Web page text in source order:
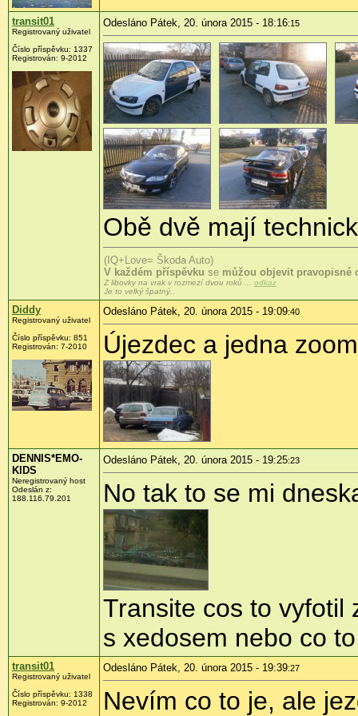
transit01
Registrovaný uživatel
Číslo příspěvku: 1337
Registrován: 9-2012
Odesláno Pátek, 20. února 2015 - 18:16:15
Obě dvě mají
(IQ+Love= Škoda Auto)
V každém příspěvku se můžou objevit pravopisné
Z libovky na vrak v rozmezí dvou roků ... odkaz
Je to velký špatný..
Diddy
Registrovaný uživatel
Číslo příspěvku: 851
Registrován: 7-2010
Odesláno Pátek, 20. února 2015 - 19:09:40
Újezdec a jedna
DENNIS*EMO-
KIDS
Neregistrovaný host
Odeslán z:
188.116.79.201
Odesláno Pátek, 20. února 2015 - 19:25:23
No tak to se mi
Transite cos to vyfotil
s xedosem nebo co
transit01
Registrovaný uživatel
Číslo příspěvku: 1338
Registrován: 9-2012
Odesláno Pátek, 20. února 2015 - 19:39:27
Nevím co to je, ale